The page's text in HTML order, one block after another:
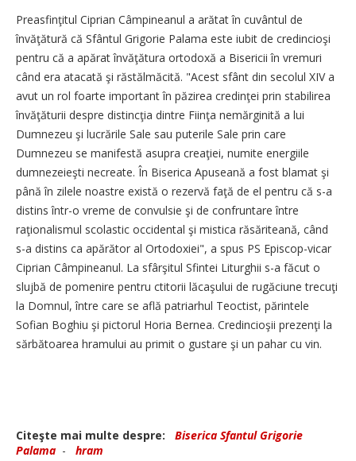
Preasfinţitul Ciprian Câmpineanul a arătat în cuvântul de
învăţătură că Sfântul Grigorie Palama este iubit de credincioşi
pentru că a apărat învăţătura ortodoxă a Bisericii în vremuri
când era atacată şi răstălmăcită. "Acest sfânt din secolul XIV a
avut un rol foarte important în păzirea credinţei prin stabilirea
învăţăturii despre distincţia dintre Fiinţa nemărginită a lui
Dumnezeu şi lucrările Sale sau puterile Sale prin care
Dumnezeu se manifestă asupra creaţiei, numite energiile
dumnezeieşti necreate. În Biserica Apuseană a fost blamat şi
până în zilele noastre există o rezervă faţă de el pentru că s-a
distins într-o vreme de convulsie şi de confruntare între
raţionalismul scolastic occidental şi mistica răsăriteană, când
s-a distins ca apărător al Ortodoxiei", a spus PS Episcop-vicar
Ciprian Câmpineanul. La sfârşitul Sfintei Liturghii s-a făcut o
slujbă de pomenire pentru ctitorii lăcaşului de rugăciune trecuţi
la Domnul, între care se află patriarhul Teoctist, părintele
Sofian Boghiu şi pictorul Horia Bernea. Credincioşii prezenţi la
sărbătoarea hramului au primit o gustare şi un pahar cu vin.
Citeşte mai multe despre:
Biserica Sfantul Grigorie
Palama - hram